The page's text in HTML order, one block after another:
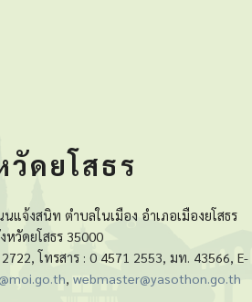
วัดยโสธร
นแจ้งสนิท ตำบลในเมือง อำเภอเมืองยโสธร
หวัดยโสธร 35000
โทรสาร : 0 4571 2553, มท. 43566, E-
, webmaster@yasothon.go.th